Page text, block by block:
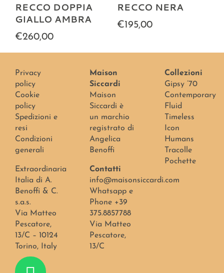
RECCO DOPPIA
GIALLO AMBRA
€260,00
RECCO NERA
€195,00
Privacy
policy
Cookie
policy
Spedizioni e
resi
Condizioni
generali
Extraordinaria
Italia di A.
Benoffi & C.
s.a.s.
Via Matteo
Pescatore,
13/C – 10124
Torino, Italy
Maison
Siccardi
Maison
Siccardi è
un marchio
registrato di
Angelica
Benoffi
Contatti
info@maisonsiccardi.com
Whatsapp e
Phone +39
375.8857788
Via Matteo
Pescatore,
13/C
Collezioni
Gipsy ’70
Contemporary
Fluid
Timeless
Icon
Humans
Tracolle
Pochette